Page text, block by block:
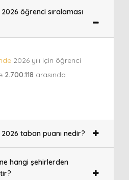
2026 öğrenci sıralaması
2026 yılı için öğrenci
2.700.118 arasında
2026 taban puanı nedir?
hangi şehirlerden